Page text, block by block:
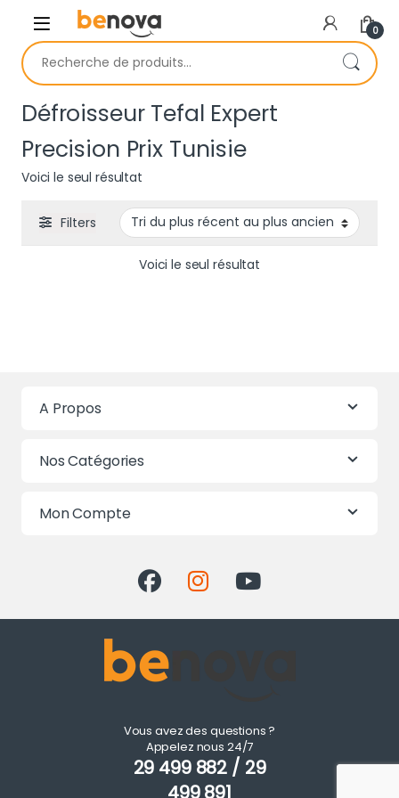
Skip to navigation
Skip to content
0
Recherche pour :
Défroisseur Tefal Expert
Precision Prix Tunisie
Voici le seul résultat
Filters
Voici le seul résultat
A Propos
Nos Catégories
Mon Compte
Vous avez des questions ?
Appelez nous 24/7
29 499 882 / 29
499 891